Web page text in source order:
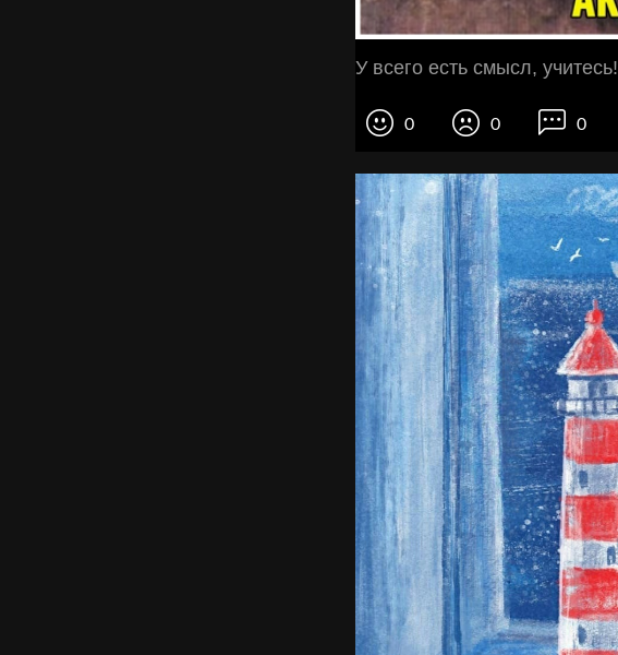
У всего есть смысл, учитесь!
0 0 0